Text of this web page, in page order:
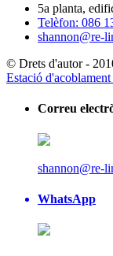
5a planta,
Telèfon: 086
shannon@re-
© Drets d'autor -
Estació
Correu
shannon@re-
WhatsApp